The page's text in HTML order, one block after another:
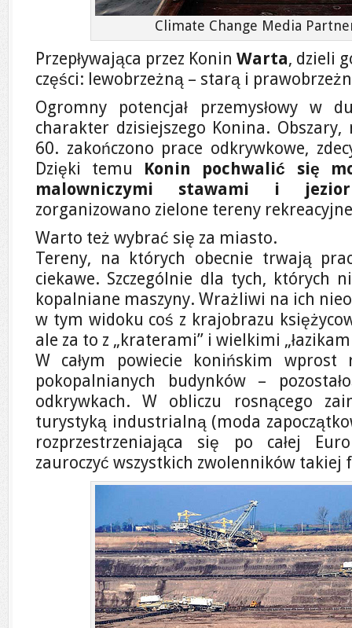
Climate Change Media
Przepływająca przez Konin Warta, dzieli
części: lewobrzeżną – starą i
Ogromny potencjał przemysłowy w
charakter dzisiejszego Konina.
60. zakończono prace odkrywkowe,
Dzięki temu Konin pochwalić się
malowniczymi stawami i
zorganizowano zielone tereny
Warto też wybrać się za miasto.
Tereny, na których obecnie trwają
ciekawe. Szczególnie dla tych, których
kopalniane maszyny. Wrażliwi na ich
w tym widoku coś z krajobrazu
ale za to z „kraterami” i wielkimi
W całym powiecie konińskim wprost
pokopalnianych budynków –
odkrywkach. W obliczu rosnącego
turystyką industrialną (moda
rozprzestrzeniająca się po całej
zauroczyć wszystkich zwolenników takiej